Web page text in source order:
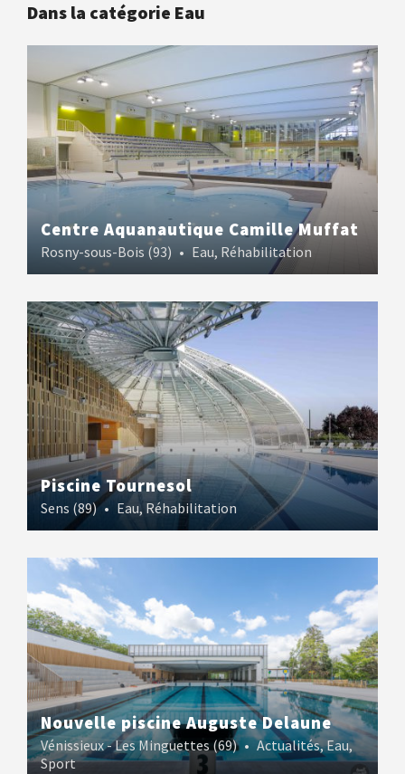
Dans la catégorie Eau
Centre Aquanautique Camille Muffat
Rosny-sous-Bois (93) • Eau, Réhabilitation
Piscine Tournesol
Sens (89) • Eau, Réhabilitation
Nouvelle piscine Auguste Delaune
Vénissieux - Les Minguettes (69) • Actualités,Eau,
Sport